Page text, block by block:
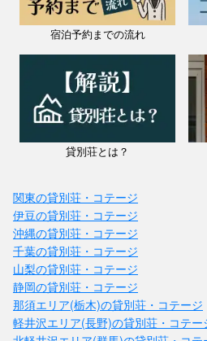
宿泊予約までの流れ
貸別荘とは？
関東の貸別荘・コテージ
伊豆の貸別荘・コテージ
沖縄の貸別荘・コテージ
千葉の貸別荘・コテージ
山梨の貸別荘・コテージ
静岡の貸別荘・コテージ
那須エリア(栃木)の貸別荘・コテージ
軽井沢エリア(長野)の貸別荘・コテー